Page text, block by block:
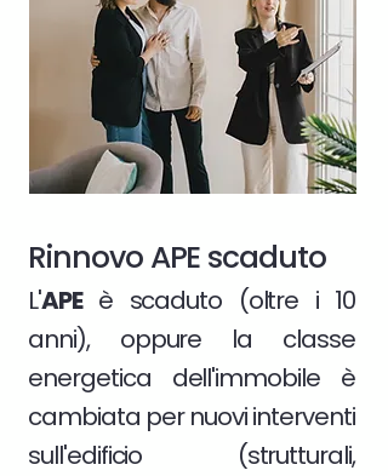
Rinnovo APE scaduto
L'APEè scaduto (oltre i 10
anni), oppure la classe
energetica dell'immobile è
cambiata per nuovi interventi
sull'edificio (strutturali,